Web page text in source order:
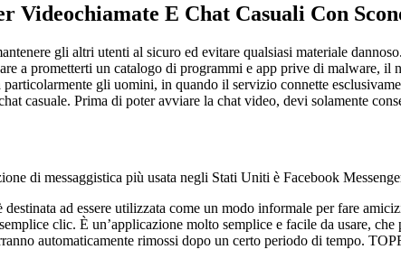
Videochiamate E Chat Casuali Con
gli altri utenti al sicuro ed evitare qualsiasi materiale
a prometterti un catalogo di programmi e app prive di malware,
gli uomini, in quando il servizio connette
casuale. Prima di poter avviare la chat video, devi solamente
di messaggistica più usata negli Stati Uniti è Facebook
ad essere utilizzata come un modo informale per fare
clic. È un’applicazione molto semplice e facile da usare,
automaticamente rimossi dopo un certo periodo di tempo.